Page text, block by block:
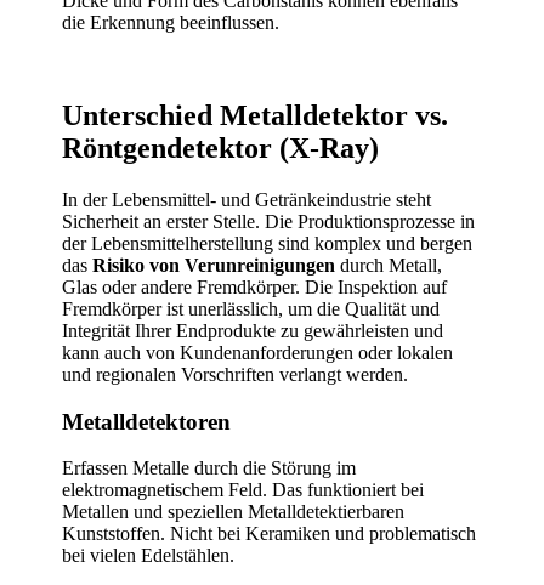
die Erkennung beeinflussen.
Unterschied Metalldetektor vs.
Röntgendetektor (X-Ray)
In der Lebensmittel- und Getränkeindustrie steht
Sicherheit an erster Stelle. Die Produktionsprozesse in
der Lebensmittelherstellung sind komplex und bergen
dasRisiko von Verunreinigungen durch Metall,
Glas oder andere Fremdkörper. Die Inspektion auf
Fremdkörper ist unerlässlich, um die Qualität und
Integrität Ihrer Endprodukte zu gewährleisten und
kann auch von Kundenanforderungen oder lokalen
und regionalen Vorschriften verlangt werden.
Metalldetektoren
Erfassen Metalle durch die Störung im
elektromagnetischem Feld. Das funktioniert bei
Metallen und speziellen Metalldetektierbaren
Kunststoffen. Nicht bei Keramiken und problematisch
bei vielen Edelstählen.